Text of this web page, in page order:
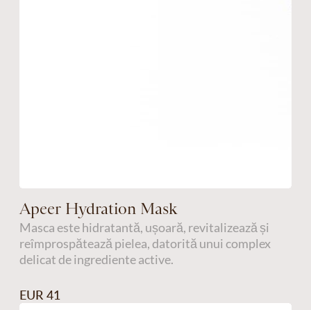
Apeer Hydration Mask
Masca este hidratantă, ușoară, revitalizează și
reîmprospătează pielea, datorită unui complex
delicat de ingrediente active.
EUR 41